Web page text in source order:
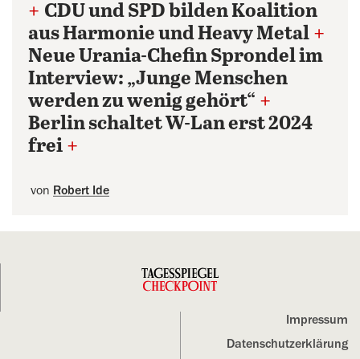
+ CDU und SPD bilden Koalition
aus Harmonie und Heavy Metal +
Neue Urania-Chefin Sprondel im
Interview: „Junge Menschen
werden zu wenig gehört“ +
Berlin schaltet W-Lan erst 2024
frei +
von Robert Ide
Impressum
Datenschutz­erklärung